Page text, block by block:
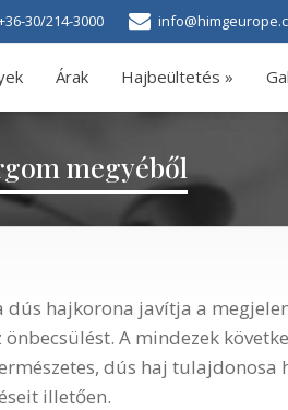
30/214-3000
Árak Hajbeültetés »
megyéből
hajkorona javítja a
A mindezek
dús haj tulajdonosa
illetően.